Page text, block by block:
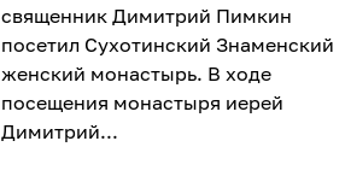
священник Димитрий Пимкин
посетил Сухотинский Знаменский
женский монастырь. В ходе
посещения монастыря иерей
Димитрий